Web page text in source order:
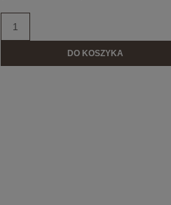
MALINOWE WZGÓRZE DŻEM Z
DO KOSZYKA